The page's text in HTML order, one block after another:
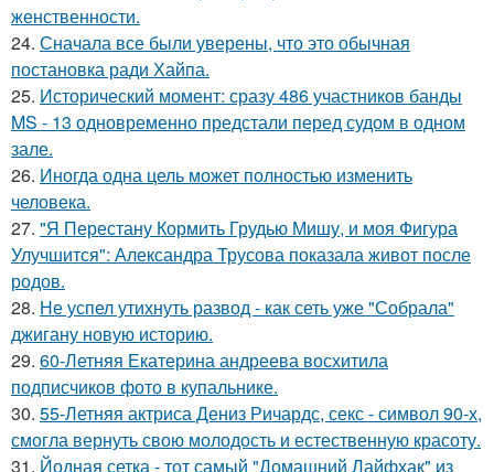
женственности.
24. Сначала все были уверены, что это обычная
постановка ради Хайпа.
25. Исторический момент: сразу 486 участников банды
MS - 13 одновременно предстали перед судом в одном
зале.
26. Иногда одна цель может полностью изменить
человека.
27. "Я Перестану Кормить Грудью Мишу, и моя Фигура
Улучшится": Александра Трусова показала живот после
родов.
28. Не успел утихнуть развод - как сеть уже "Собрала"
джигану новую историю.
29. 60-Летняя Екатерина андреева восхитила
подписчиков фото в купальнике.
30. 55-Летняя актриса Дениз Ричардс, секс - символ 90-х,
смогла вернуть свою молодость и естественную красоту.
31. Йодная сетка - тот самый "Домашний Лайфхак" из